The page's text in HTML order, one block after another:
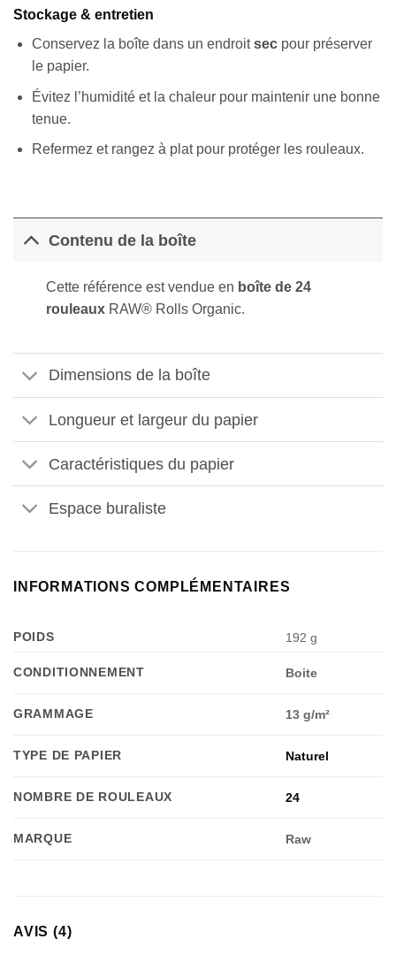
Stockage & entretien
Conservez la boîte dans un endroitsecpour préserver
le papier.
Évitez l’humidité et la chaleur pour maintenir une bonne
tenue.
Refermez et rangez à plat pour protéger les rouleaux.
Contenu de la boîte
Cette référence est vendue en boîte de 24
rouleauxRAW® Rolls Organic.
Dimensions de la boîte
Longueur et largeur du papier
Caractéristiques du papier
Espace buraliste
INFORMATIONS COMPLÉMENTAIRES
POIDS 192 g
CONDITIONNEMENT Boite
GRAMMAGE 13 g/m²
TYPE DE PAPIER Naturel
NOMBRE DE ROULEAUX 24
MARQUE Raw
AVIS (4)